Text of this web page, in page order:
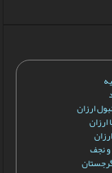
ارزان
ارزان
و نجف